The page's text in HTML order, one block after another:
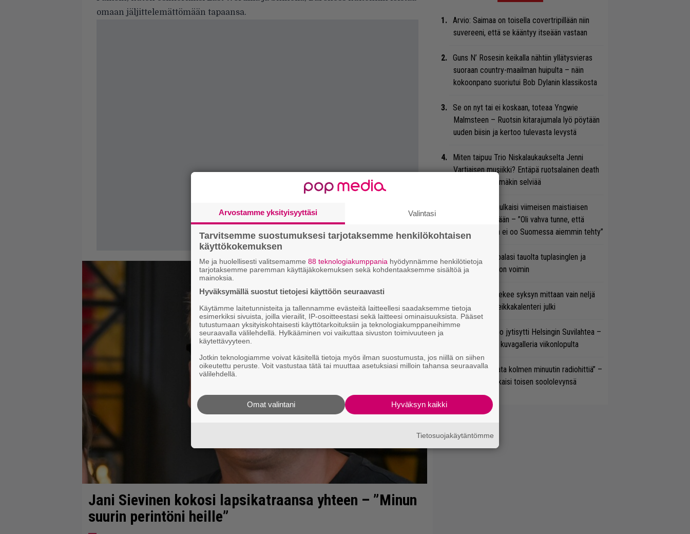
omaan jäljittelemättömään tapaansa.
Jani Sievinen kokosi lapsikatraansa yhteen – ”Minun
suurin perintöni heille”
Arvio: Saimaa on toisella covertripillään niin
suvereeni, että se kääntyy itseään vastaan
Guns N’ Rosesin keikalla nähtiin yllätysvieras
suoraan country-maailman huipulta – näin
kokoonpano suoriutui Bob Dylanin klassikosta
Se on nyt tai ei koskaan, toteaa Yngwie
Malmsteen – Ruotsin kitarajumala lyö pöytään
uuden biisin ja kertoo tulevasta levystä
Miten taipuu Trio Niskalaukaukselta Jenni
Vartiaisen musiikki? Entäpä ruotsalainen death
metal? Pian tämäkin selviää
Marko Annala julkaisi viimeisen maistiaisen
soolodebyytiltään – ”Oli vahva tunne, että
tällaista musaa ei oo Suomessa aiemmin tehty”
Blind Channel palasi tauolta tuplasinglen ja
näyttävän videon voimin
Jarkko Ahola tekee syksyn mittaan vain neljä
konserttia – keikkakalenteri julki
Jytäkesä Go-Go jytisytti Helsingin Suvilahtea –
Katso hulppea kuvagalleria viikonlopulta
”Tässä ei jahdata kolmen minuutin radiohittiä” –
A.W. Yrjänä julkaisi toisen soololevynsä
Arvostamme yksityisyyttäsi Valintasi
Tarvitsemme suostumuksesi tarjotaksemme henkilökohtaisen
käyttökokemuksen
Me ja huolellisesti valitsemamme 88 teknologiakumppania hyödynnämme henkilötietoja
tarjotaksemme paremman käyttäjäkokemuksen sekä kohdentaaksemme sisältöä ja
mainoksia.
Hyväksymällä suostut tietojesi käyttöön seuraavasti
Käytämme laitetunnisteita ja tallennamme evästeitä laitteellesi saadaksemme tietoja
esimerkiksi sivuista, joilla vierailit, IP-osoitteestasi sekä laitteesi ominaisuuksista. Pääset
tutustumaan yksityiskohtaisesti käyttötarkoituksiin ja teknologiakumppaneihimme
seuraavalla välilehdellä. Hylkääminen voi vaikuttaa sivuston toimivuuteen ja
käytettävyyteen.
Jotkin teknologiamme voivat käsitellä tietoja myös ilman suostumusta, jos niillä on siihen
oikeutettu peruste. Voit vastustaa tätä tai muuttaa asetuksiasi milloin tahansa seuraavalla
välilehdellä.
Hyväksyn kaikki
Omat valintani
Tietosuojakäytäntömme